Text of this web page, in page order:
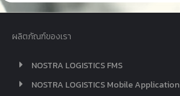
ผลิตภัณฑ์ของเรา
NOSTRA LOGISTICS FMS
NOSTRA LOGISTICS Mobile Application